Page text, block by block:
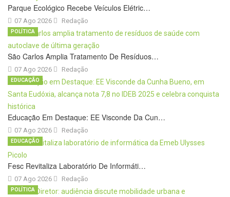
Parque Ecológico Recebe Veículos Elétric…
07 Ago 2026 Redação
São Carlos Amplia Tratamento De Resíduos…
07 Ago 2026
POLÍTICA
Redação
Educação Em Destaque: EE Visconde Da Cun…
07 Ago 2026
EDUCAÇÃO
Redação
Fesc Revitaliza Laboratório De Informáti…
07 Ago 2026
EDUCAÇÃO
Redação
POLÍTICA